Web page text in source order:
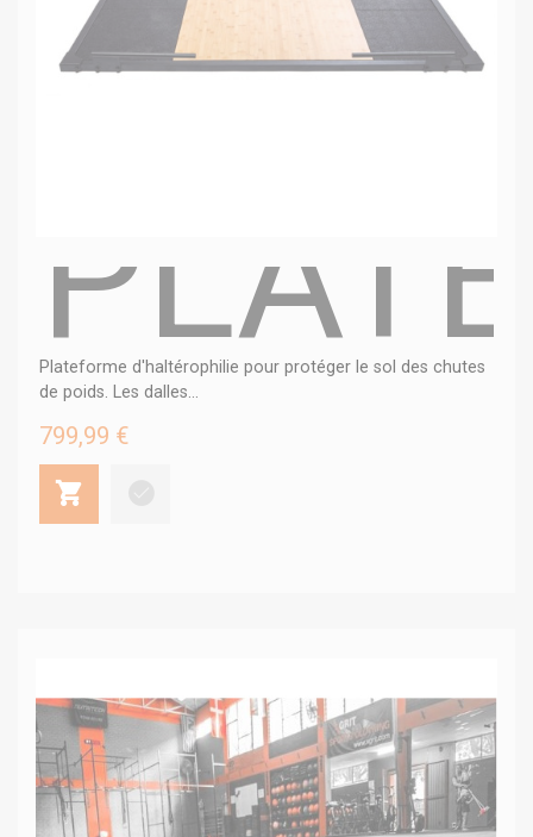
Plateforme d'haltérophilie pour protéger le sol des chutes
de poids. Les dalles...
799,99 €